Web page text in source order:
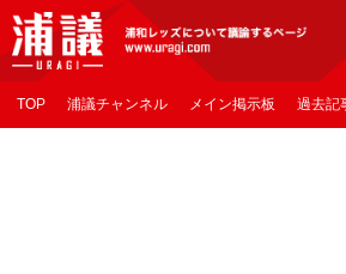
[浦議]浦和レッズについて議論するページ
TOP 浦議チャンネル メイン掲示板 過去記